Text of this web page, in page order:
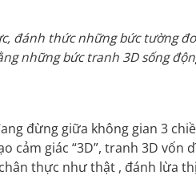
đánh thức những bức tường
những bức tranh 3D sống
đừng giữa không gian 3
cảm giác “3D”, tranh 3D
thực như thật , đánh lừa